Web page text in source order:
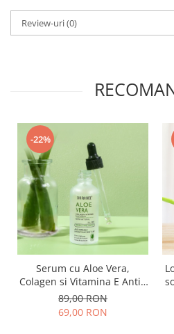
Review-uri(0)
-22%
Serum cu Aloe Vera,
Colagen si Vitamina E Anti -
Wrinkle - Dr Rashel
89,00 RON
69,00 RON